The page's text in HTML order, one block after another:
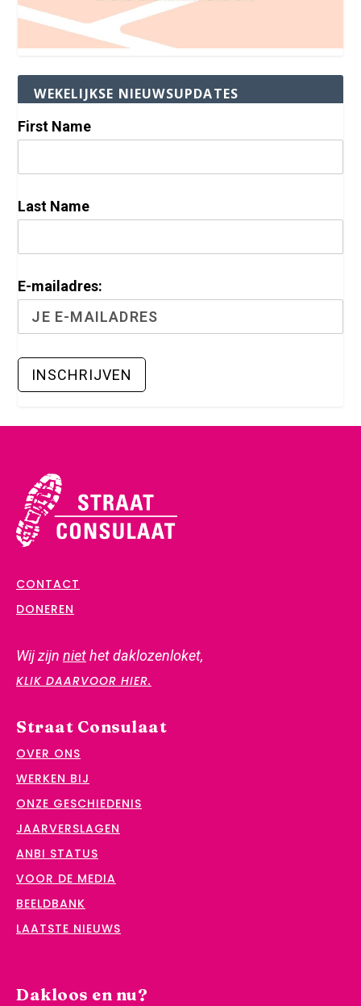
WEKELIJKSE NIEUWSUPDATES
First Name
Last Name
E-mailadres:
CONTACT
DONEREN
Wij zijn niethet daklozenloket,
KLIK DAARVOOR HIER.
Straat Consulaat
OVER ONS
WERKEN BIJ
ONZE GESCHIEDENIS
JAARVERSLAGEN
ANBI STATUS
VOOR DE MEDIA
BEELDBANK
LAATSTE NIEUWS
Dakloos en nu?